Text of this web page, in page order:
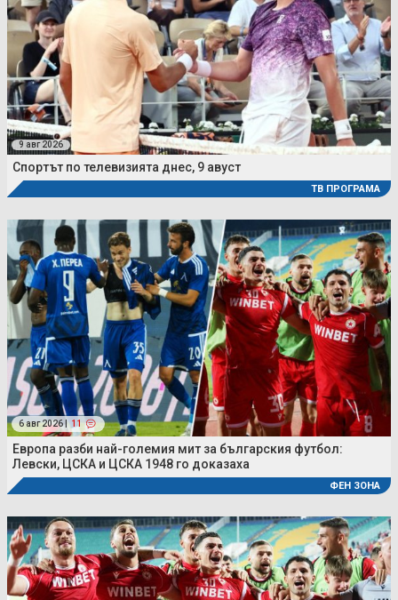
9 авг 2026
Спортът по телевизията днес, 9 авуст
ТВ ПРОГРАМА
6 авг 2026 | 11
Европа разби най-големия мит за българския футбол:
Левски, ЦСКА и ЦСКА 1948 го доказаха
ФЕН ЗОНА